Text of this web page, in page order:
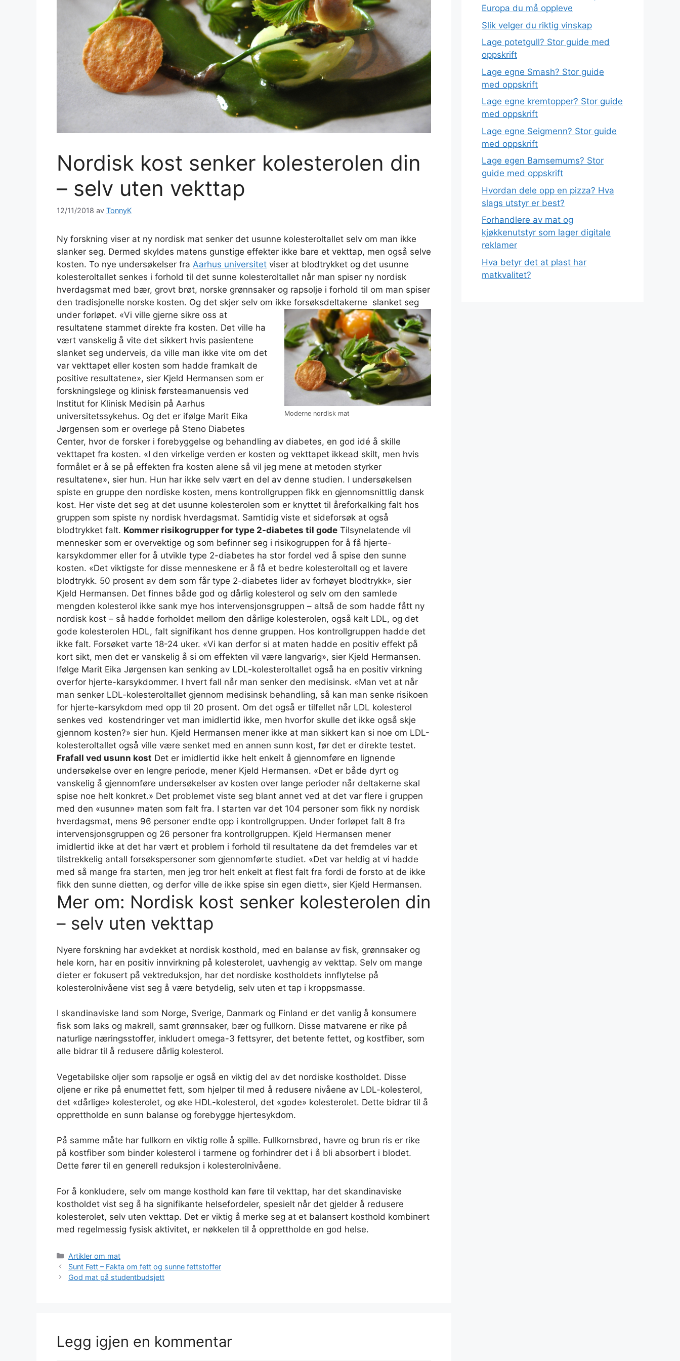
Nordisk kost senker kolesterolen din
– selv uten vekttap
12/11/2018 av TonnyK
Ny forskning viser at ny nordisk mat senker det usunne kolesteroltallet selv om man ikke
slanker seg. Dermed skyldes matens gunstige effekter ikke bare et vekttap, men også selve
kosten. To nye undersøkelser fra Aarhus universitet viser at blodtrykket og det usunne
kolesteroltallet senkes i forhold til det sunne kolesteroltallet når man spiser ny nordisk
hverdagsmat med bær, grovt brøt, norske grønnsaker og rapsolje i forhold til om man spiser
den tradisjonelle norske kosten. Og det skjer selv om ikke forsøksdeltakerne slanket seg
under forløpet.
Moderne nordisk mat
«Vi ville gjerne sikre oss at
resultatene stammet direkte fra kosten. Det ville ha
vært vanskelig å vite det sikkert hvis pasientene
slanket seg underveis, da ville man ikke vite om det
var vekttapet eller kosten som hadde framkalt de
positive resultatene», sier Kjeld Hermansen som er
forskningslege og klinisk førsteamanuensis ved
Institut for Klinisk Medisin på Aarhus
universitetssykehus. Og det er ifølge Marit Eika
Jørgensen som er overlege på Steno Diabetes
Center, hvor de forsker i forebyggelse og behandling av diabetes, en god idé å skille
vekttapet fra kosten. «I den virkelige verden er kosten og vekttapet ikkead skilt, men hvis
formålet er å se på effekten fra kosten alene så vil jeg mene at metoden styrker
resultatene», sier hun. Hun har ikke selv vært en del av denne studien. I undersøkelsen
spiste en gruppe den nordiske kosten, mens kontrollgruppen fikk en gjennomsnittlig dansk
kost. Her viste det seg at det usunne kolesterolen som er knyttet til åreforkalking falt hos
gruppen som spiste ny nordisk hverdagsmat. Samtidig viste et sideforsøk at også
blodtrykket falt. Kommer risikogrupper for type 2-diabetes til gode Tilsynelatende vil
mennesker som er overvektige og som befinner seg i risikogruppen for å få hjerte-
karsykdommer eller for å utvikle type 2-diabetes ha stor fordel ved å spise den sunne
kosten. «Det viktigste for disse menneskene er å få et bedre kolesteroltall og et lavere
blodtrykk. 50 prosent av dem som får type 2-diabetes lider av forhøyet blodtrykk», sier
Kjeld Hermansen. Det finnes både god og dårlig kolesterol og selv om den samlede
mengden kolesterol ikke sank mye hos intervensjonsgruppen – altså de som hadde fått ny
nordisk kost – så hadde forholdet mellom den dårlige kolesterolen, også kalt LDL, og det
gode kolesterolen HDL, falt signifikant hos denne gruppen. Hos kontrollgruppen hadde det
ikke falt. Forsøket varte 18-24 uker. «Vi kan derfor si at maten hadde en positiv effekt på
kort sikt, men det er vanskelig å si om effekten vil være langvarig», sier Kjeld Hermansen.
Ifølge Marit Eika Jørgensen kan senking av LDL-kolesteroltallet også ha en positiv virkning
overfor hjerte-karsykdommer. I hvert fall når man senker den medisinsk. «Man vet at når
man senker LDL-kolesteroltallet gjennom medisinsk behandling, så kan man senke risikoen
for hjerte-karsykdom med opp til 20 prosent. Om det også er tilfellet når LDL kolesterol
senkes ved kostendringer vet man imidlertid ikke, men hvorfor skulle det ikke også skje
gjennom kosten?» sier hun. Kjeld Hermansen mener ikke at man sikkert kan si noe om LDL-
kolesteroltallet også ville være senket med en annen sunn kost, før det er direkte testet.
Frafall ved usunn kost Det er imidlertid ikke helt enkelt å gjennomføre en lignende
undersøkelse over en lengre periode, mener Kjeld Hermansen. «Det er både dyrt og
vanskelig å gjennomføre undersøkelser av kosten over lange perioder når deltakerne skal
spise noe helt konkret.» Det problemet viste seg blant annet ved at det var flere i gruppen
med den «usunne» maten som falt fra. I starten var det 104 personer som fikk ny nordisk
hverdagsmat, mens 96 personer endte opp i kontrollgruppen. Under forløpet falt 8 fra
intervensjonsgruppen og 26 personer fra kontrollgruppen. Kjeld Hermansen mener
imidlertid ikke at det har vært et problem i forhold til resultatene da det fremdeles var et
tilstrekkelig antall forsøkspersoner som gjennomførte studiet. «Det var heldig at vi hadde
med så mange fra starten, men jeg tror helt enkelt at flest falt fra fordi de forsto at de ikke
fikk den sunne dietten, og derfor ville de ikke spise sin egen diett», sier Kjeld Hermansen.
Mer om: Nordisk kost senker kolesterolen din
– selv uten vekttap
Nyere forskning har avdekket at nordisk kosthold, med en balanse av fisk, grønnsaker og
hele korn, har en positiv innvirkning på kolesterolet, uavhengig av vekttap. Selv om mange
dieter er fokusert på vektreduksjon, har det nordiske kostholdets innflytelse på
kolesterolnivåene vist seg å være betydelig, selv uten et tap i kroppsmasse.
I skandinaviske land som Norge, Sverige, Danmark og Finland er det vanlig å konsumere
fisk som laks og makrell, samt grønnsaker, bær og fullkorn. Disse matvarene er rike på
naturlige næringsstoffer, inkludert omega-3 fettsyrer, det betente fettet, og kostfiber, som
alle bidrar til å redusere dårlig kolesterol.
Vegetabilske oljer som rapsolje er også en viktig del av det nordiske kostholdet. Disse
oljene er rike på enumettet fett, som hjelper til med å redusere nivåene av LDL-kolesterol,
det «dårlige» kolesterolet, og øke HDL-kolesterol, det «gode» kolesterolet. Dette bidrar til å
opprettholde en sunn balanse og forebygge hjertesykdom.
På samme måte har fullkorn en viktig rolle å spille. Fullkornsbrød, havre og brun ris er rike
på kostfiber som binder kolesterol i tarmene og forhindrer det i å bli absorbert i blodet.
Dette fører til en generell reduksjon i kolesterolnivåene.
For å konkludere, selv om mange kosthold kan føre til vekttap, har det skandinaviske
kostholdet vist seg å ha signifikante helsefordeler, spesielt når det gjelder å redusere
kolesterolet, selv uten vekttap. Det er viktig å merke seg at et balansert kosthold kombinert
med regelmessig fysisk aktivitet, er nøkkelen til å opprettholde en god helse.
Kategorier
Artikler om mat
Sunt Fett – Fakta om fett og sunne fettstoffer
God mat på studentbudsjett
Legg igjen en kommentar
Europa du må oppleve
Slik velger du riktig vinskap
Lage potetgull? Stor guide med
oppskrift
Lage egne Smash? Stor guide
med oppskrift
Lage egne kremtopper? Stor guide
med oppskrift
Lage egne Seigmenn? Stor guide
med oppskrift
Lage egen Bamsemums? Stor
guide med oppskrift
Hvordan dele opp en pizza? Hva
slags utstyr er best?
Forhandlere av mat og
kjøkkenutstyr som lager digitale
reklamer
Hva betyr det at plast har
matkvalitet?